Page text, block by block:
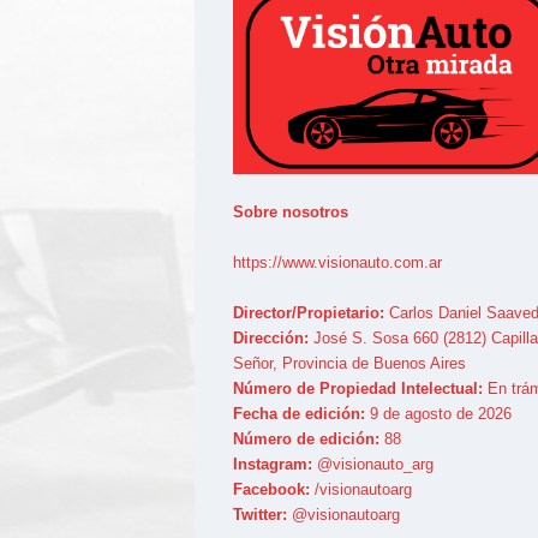
Sobre nosotros
https://www.visionauto.com.ar
Director/Propietario: Carlos Daniel
Dirección: José S. Sosa 660 (2812)
Señor, Provincia de Buenos Aires
Número de Propiedad Intelectual: En
Fecha de edición: 9 de agosto de 2026
Número de edición: 88
Instagram: @visionauto_arg
Facebook: /visionautoarg
Twitter: @visionautoarg